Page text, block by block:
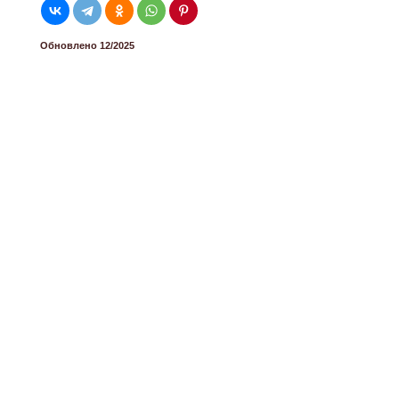
Обновлено 12/2025